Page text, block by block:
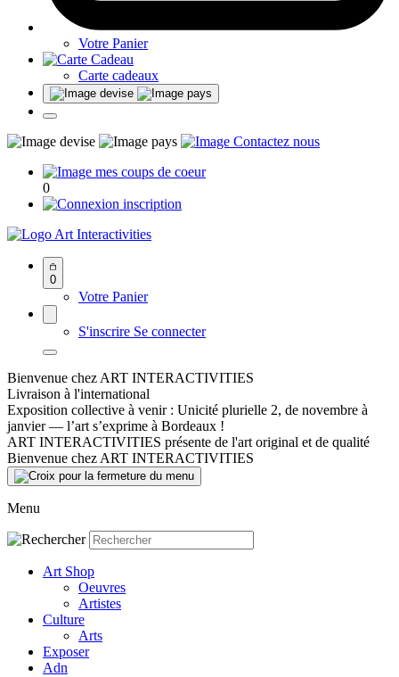
Votre Panier
Carte cadeaux
0
Art Interactivities
0
Votre Panier
S'inscrire Se connecter
Bienvenue chez ART INTERACTIVITIES
Livraison à l'international
Exposition collective à venir : Unicité plurielle 2, de novembre à
janvier — l’art s’exprime à Bordeaux !
ART INTERACTIVITIES présente de l'art original et de qualité
Bienvenue chez ART INTERACTIVITIES
Menu
Art Shop
Oeuvres
Artistes
Culture
Arts
Exposer
Adn